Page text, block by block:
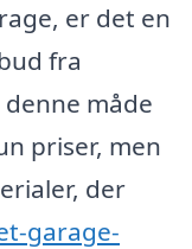
er det en
fra
måde
priser, men
der
garage-